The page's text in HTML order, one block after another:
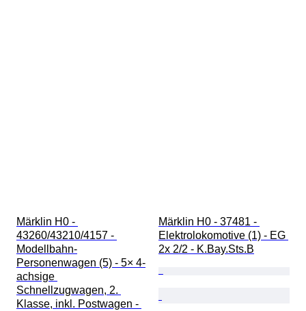
Märklin H0 -
43260/43210/4157 -
Modellbahn-
Personenwagen (5) - 5× 4-
achsige
Schnellzugwagen, 2.
Klasse, inkl. Postwagen -
Märklin H0 - 37481 -
Elektrolokomotive (1) - EG
2x 2/2 - K.Bay.Sts.B